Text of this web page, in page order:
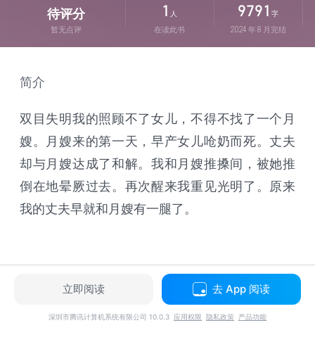
待评分
暂无点评
1 人
在读此书
9791 字
2024 年 8 月完结
简介
双目失明我的照顾不了女儿，不得不找了一个月
嫂。月嫂来的第一天，早产女儿呛奶而死。丈夫
却与月嫂达成了和解。我和月嫂推搡间，被她推
倒在地晕厥过去。再次醒来我重见光明了。原来
我的丈夫早就和月嫂有一腿了。
立即阅读 去 App 阅读
深圳市腾讯计算机系统有限公司 10.0.3 应用权限 隐私政策 产品功能